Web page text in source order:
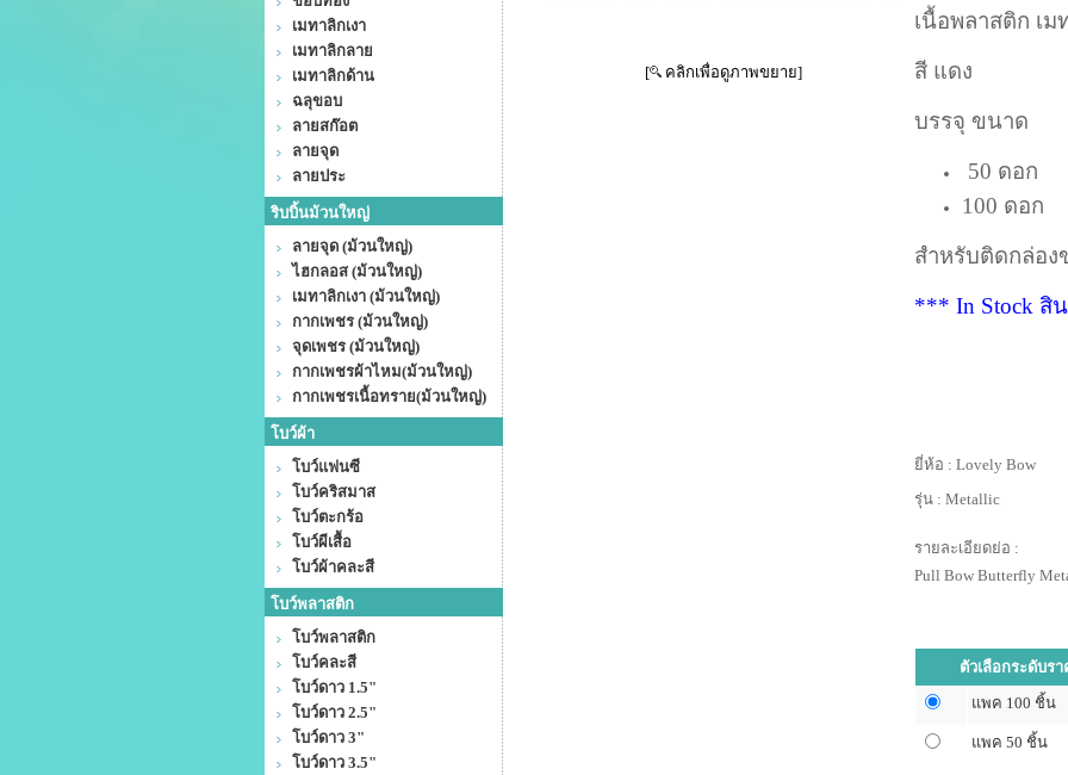
เมทาลิกเงา
เมทาลิกลาย
เมทาลิกด้าน
ฉลุขอบ
ลายสก๊อต
ลายจุด
ลายประ
ริบบิ้นม้วนใหญ่
ลายจุด (ม้วนใหญ่)
ไฮกลอส (ม้วนใหญ่)
เมทาลิกเงา (ม้วนใหญ่)
กากเพชร (ม้วนใหญ่)
จุดเพชร (ม้วนใหญ่)
กากเพชรผ้าไหม(ม้วนใหญ่)
กากเพชรเนื้อทราย(ม้วนใหญ่)
โบว์ผ้า
โบว์แฟนซี
โบว์คริสมาส
โบว์ตะกร้อ
โบว์ผีเสื้อ
โบว์ผ้าคละสี
โบว์พลาสติก
โบว์พลาสติก
โบว์คละสี
โบว์ดาว 1.5"
โบว์ดาว 2.5"
โบว์ดาว 3"
โบว์ดาว 3.5"
[ คลิกเพื่อดูภาพขยาย]
เนื้อพลาสติก เม
สี แดง
บรรจุ ขนาด
50 ดอก
100 ดอก
สำหรับติดกล่อ
*** In Stock สิ
ยี่ห้อ : Lovely Bow
รุ่น : Metallic
รายละเอียดย่อ :
Pull Bow Butterfly
ตัวเลือกระดับรา
แพค 100 ชิ้น
แพค 50 ชิ้น